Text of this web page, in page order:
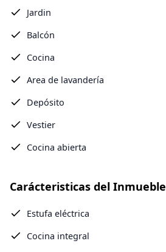
Jardin
Balcón
Cocina
Area de lavandería
Depósito
Vestier
Cocina abierta
Carácteristicas del Inmueble
Estufa eléctrica
Cocina integral